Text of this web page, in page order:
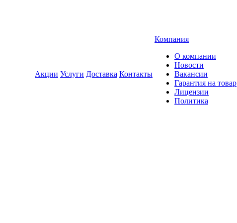
Акции Услуги Доставка Контакты
Компания
О компании
Новости
Вакансии
Гарантия на товар
Лицензии
Политика